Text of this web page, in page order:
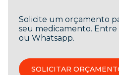
Solicite um orçamento
seu medicamento.
ou Whatsapp.
SOLICITAR